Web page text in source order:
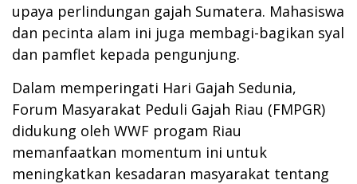
upaya perlindungan gajah Sumatera. Mahasiswa
dan pecinta alam ini juga membagi-bagikan syal
dan pamflet kepada pengunjung.
Dalam memperingati Hari Gajah Sedunia,
Forum Masyarakat Peduli Gajah Riau (FMPGR)
didukung oleh WWF progam Riau
memanfaatkan momentum ini untuk
meningkatkan kesadaran masyarakat tentang